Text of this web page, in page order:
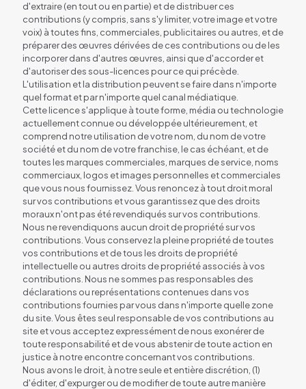
d'extraire (en tout ou en partie) et de distribuer ces
contributions (y compris, sans s'y limiter, votre image et votre
voix) à toutes fins, commerciales, publicitaires ou autres, et de
préparer des œuvres dérivées de ces contributions ou de les
incorporer dans d'autres œuvres, ainsi que d'accorder et
d'autoriser des sous-licences pour ce qui précède.
L'utilisation et la distribution peuvent se faire dans n'importe
quel format et par n'importe quel canal médiatique.
Cette licence s'applique à toute forme, média ou technologie
actuellement connue ou développée ultérieurement, et
comprend notre utilisation de votre nom, du nom de votre
société et du nom de votre franchise, le cas échéant, et de
toutes les marques commerciales, marques de service, noms
commerciaux, logos et images personnelles et commerciales
que vous nous fournissez. Vous renoncez à tout droit moral
sur vos contributions et vous garantissez que des droits
moraux n'ont pas été revendiqués sur vos contributions.
Nous ne revendiquons aucun droit de propriété sur vos
contributions. Vous conservez la pleine propriété de toutes
vos contributions et de tous les droits de propriété
intellectuelle ou autres droits de propriété associés à vos
contributions. Nous ne sommes pas responsables des
déclarations ou représentations contenues dans vos
contributions fournies par vous dans n'importe quelle zone
du site. Vous êtes seul responsable de vos contributions au
site et vous acceptez expressément de nous exonérer de
toute responsabilité et de vous abstenir de toute action en
justice à notre encontre concernant vos contributions.
Nous avons le droit, à notre seule et entière discrétion, (1)
d'éditer, d'expurger ou de modifier de toute autre manière